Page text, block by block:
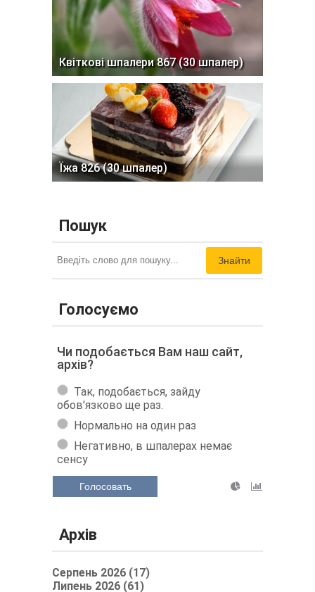
Квіткові шпалери 867 (30 шпалер)
Їжа 826 (30 шпалер)
Пошук
Знайти
Голосуємо
Чи подобається Вам наш сайт,
архів?
Так, подобається, зайду
обов'язково ще раз.
Нормально на один раз
Негативно, в шпалерах немає
сенсу
Голосовать
Архів
Серпень 2026 (17)
Липень 2026 (61)